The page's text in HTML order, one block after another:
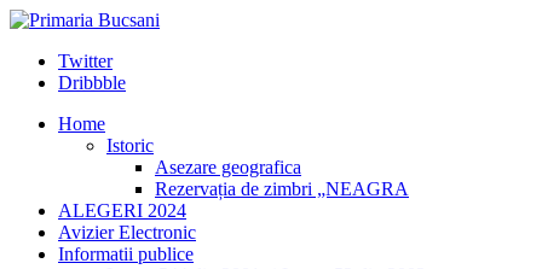
Twitter
Dribbble
Home
Istoric
Asezare geografica
Rezervația de zimbri „NEAGRA
ALEGERI 2024
Avizier Electronic
Informatii publice